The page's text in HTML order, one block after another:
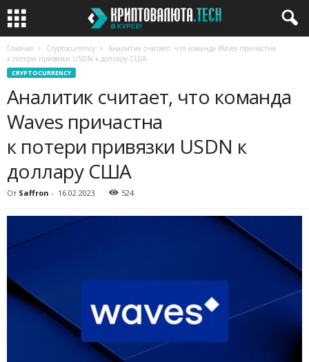
Главная Cryptocurrency
Аналитик считает, что команда Waves причастна
к потери привязки USDN к доллару США
CRYPTOCURRENCY
Аналитик считает, что команда
Waves причастна
к потери привязки USDN к
доллару США
От Saffron - 16.02.2023 524